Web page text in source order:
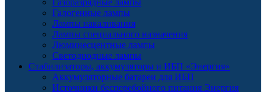
Газоразрядные лампы
Галогенные лампы
Лампы накаливания
Лампы специального назначения
Люминесцентные лампы
Светодиодные лампы
Стабилизаторы, аккумуляторы и ИБП «Энергия»
Аккумуляторные батареи для ИБП
Источники бесперебойного питания Энергия